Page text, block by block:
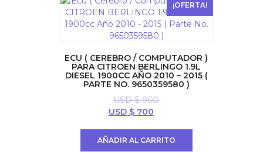
¡OFERTA!
ECU ( CEREBRO / COMPUTADOR )
PARA CITROEN BERLINGO 1.9L
DIESEL 1900CC AÑO 2010 – 2015 (
PARTE NO. 9650359580 )
USD $900
El
era:
USD $700El
es:
AÑADIR AL CARRITO